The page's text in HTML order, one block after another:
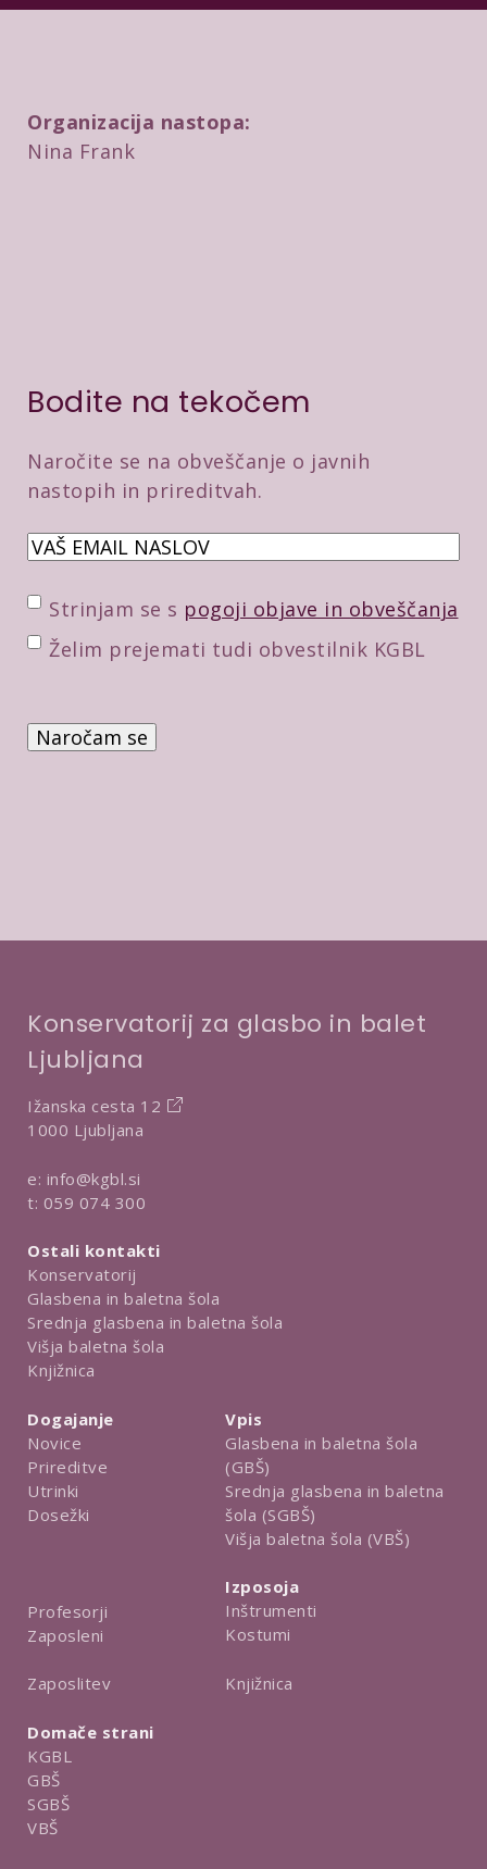
Bodite na tekočem
Naročite se na obveščanje o javnih
nastopih in prireditvah.
E
a
i
P
o
d
i
Strinjam se s pogoji objave in obveščanja
D
r
t
v
Želim prejemati tudi obvestilnik KGBL
Organizacija nastopa:
Nina Frank
Konservatorij za glasbo in balet
Ljubljana
Ižanska cesta 12
1000 Ljubljana
e: info@kgbl.si
t: 059 074 300
Ostali kontakti
Konservatorij
Glasbena in baletna šola
Srednja glasbena in baletna šola
Višja baletna šola
Knjižnica
Dogajanje
Novice
Prireditve
Utrinki
Dosežki
Profesorji
Zaposleni
Zaposlitev
Vpis
Glasbena in baletna šola
(GBŠ)
Srednja glasbena in baletna
šola (SGBŠ)
Višja baletna šola (VBŠ)
Izposoja
Inštrumenti
Kostumi
Knjižnica
Domače strani
KGBL
GBŠ
SGBŠ
VBŠ